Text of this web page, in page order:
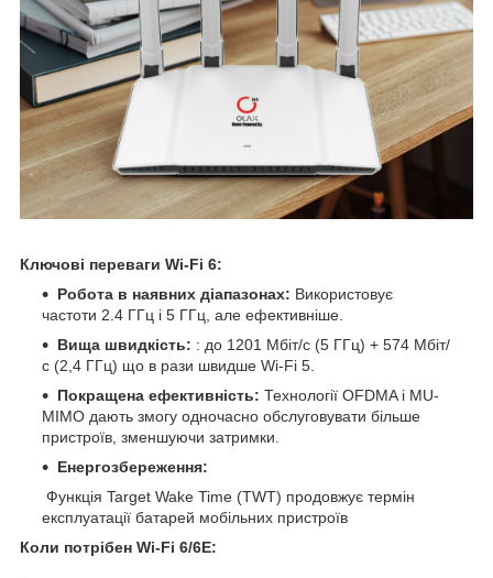
Ключові переваги Wi-Fi 6:
Робота в наявних діапазонах: Використовує
частоти 2.4 ГГц і 5 ГГц, але ефективніше.
Вища швидкість: : до 1201 Мбіт/с (5 ГГц) + 574 Мбіт/
с (2,4 ГГц) що в рази швидше Wi-Fi 5.
Покращена ефективність: Технології OFDMA і MU-
MIMO дають змогу одночасно обслуговувати більше
пристроїв, зменшуючи затримки.
Енергозбереження:
Функція Target Wake Time (TWT) продовжує термін
експлуатації батарей мобільних пристроїв
Коли потрібен Wi-Fi 6/6E: